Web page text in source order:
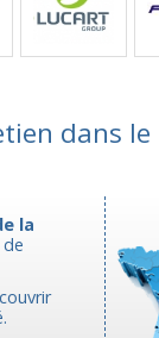
dans le
la